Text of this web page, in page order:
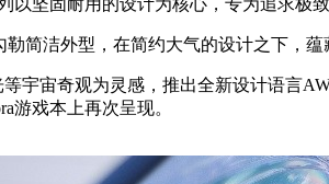
简洁外型，在简约大气的设计之下，蕴
宇宙奇观为灵感，推出全新设计语言
游戏本上再次呈现。